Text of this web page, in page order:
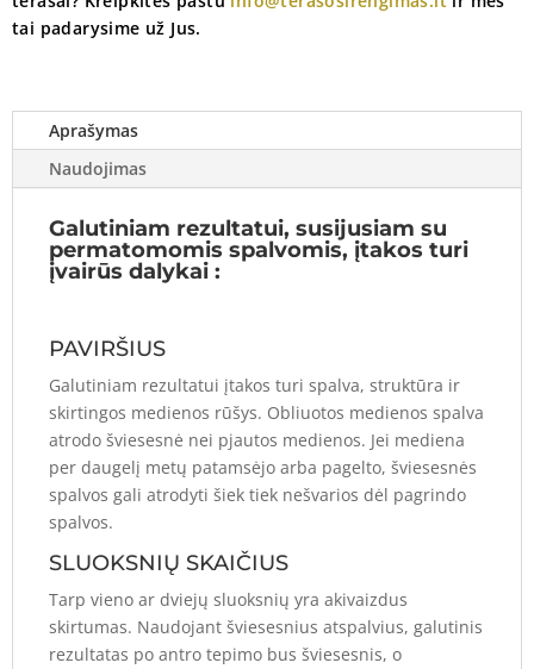
|
PILKA
tai padarysime už Jus.
Aprašymas
Naudojimas
Galutiniam rezultatui, susijusiam su
permatomomis spalvomis, įtakos turi
įvairūs dalykai :
PAVIRŠIUS
Galutiniam rezultatui įtakos turi spalva, struktūra ir
skirtingos medienos rūšys. Obliuotos medienos spalva
atrodo šviesesnė nei pjautos medienos. Jei mediena
per daugelį metų patamsėjo arba pagelto, šviesesnės
spalvos gali atrodyti šiek tiek nešvarios dėl pagrindo
spalvos.
SLUOKSNIŲ SKAIČIUS
Tarp vieno ar dviejų sluoksnių yra akivaizdus
skirtumas. Naudojant šviesesnius atspalvius, galutinis
rezultatas po antro tepimo bus šviesesnis, o